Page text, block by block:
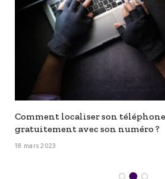
Comment localiser son
gratuitement avec son numéro ?
18 mars 2023